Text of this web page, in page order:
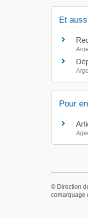
Et
Pour
© Direction
comarquage